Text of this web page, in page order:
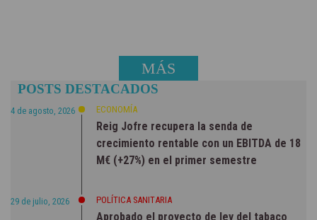
MÁS
NOTICIAS
POSTS DESTACADOS
4 de agosto, 2026 ECONOMÍA
Reig Jofre recupera la senda de
crecimiento rentable con un EBITDA de 18
M€ (+27%) en el primer semestre
29 de julio, 2026 POLÍTICA SANITARIA
Aprobado el proyecto de ley del tabaco